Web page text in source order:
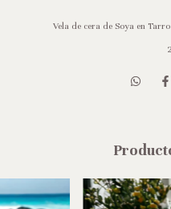
Vela de cera de Soya en